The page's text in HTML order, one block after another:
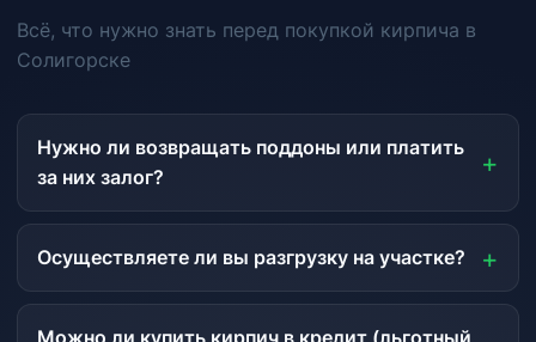
Всё, что нужно знать перед покупкой кирпича в
Солигорске
Нужно ли возвращать поддоны или платить
за них залог?
Осуществляете ли вы разгрузку на участке?